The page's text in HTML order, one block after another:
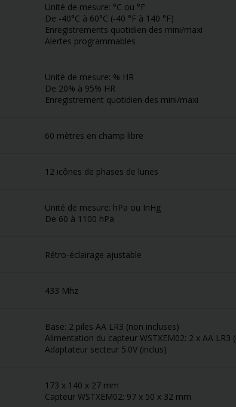
Unité de mesure: °C ou °F
De -40°C à 60°C (-40 °F à 140 °F)
Enregistrements quotidien des mini/maxi
Alertes programmables
Unité de mesure: % HR
De 20% à 95% HR
Enregistrement quotidien des mini/maxi
60 mètres en champ libre
12 icônes de phases de lunes
Unité de mesure: hPa ou InHg
De 60 à 1100 hPa
Rétro-éclairage ajustable
433 Mhz
Base: 2 piles AA LR3 (non incluses)
Alimentation du capteur WSTXEM02: 2 x AA LR3
Adaptateur secteur 5.0V (inclus)
173 x 140 x 27 mm
Capteur WSTXEM02: 97 x 50 x 32 mm